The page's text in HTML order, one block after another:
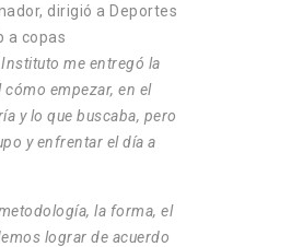
dirigió a Deportes
a copas
Instituto me entregó la
empezar, en el
y lo que buscaba, pero
y enfrentar el día a
la forma, el
lograr de acuerdo